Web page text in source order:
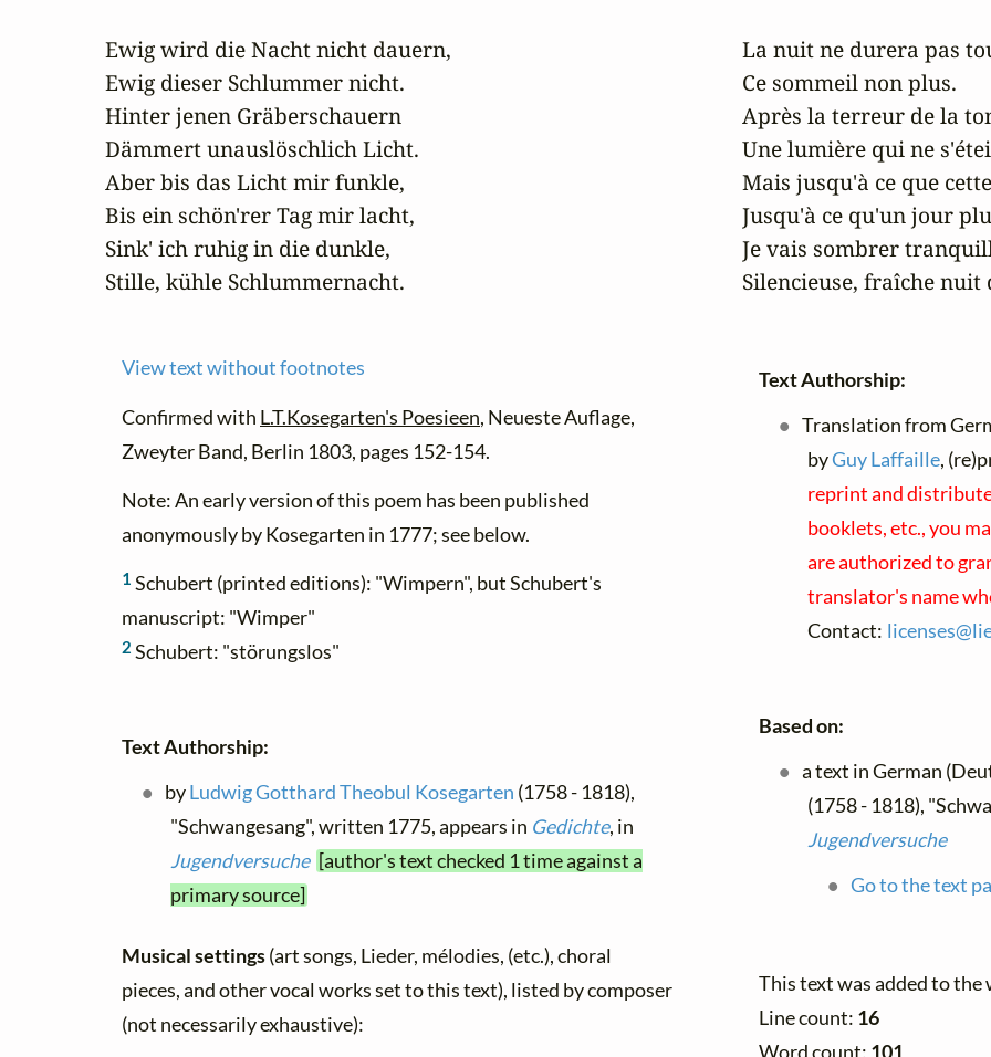
Ewig wird die Nacht nicht dauern,
Ewig dieser Schlummer nicht.
Hinter jenen Gräberschauern
Dämmert unauslöschlich Licht.
Aber bis das Licht mir funkle,
Bis ein schön'rer Tag mir lacht,
Sink' ich ruhig in die dunkle,
Stille, kühle Schlummernacht.
View text without footnotes
Confirmed with L.T.Kosegarten's Poesieen, Neueste Auflage,
Zweyter Band, Berlin 1803, pages 152-154.
Note: An early version of this poem has been published
anonymously by Kosegarten in 1777; see below.
1 Schubert (printed editions): "Wimpern", but Schubert's
manuscript: "Wimper"
2 Schubert: "störungslos"
Text Authorship:
byLudwig Gotthard Theobul Kosegarten (1758 - 1818),
"Schwangesang", written 1775, appears in Gedichte, in
Jugendversuche [author's text checked 1 time against a
primary source]
Musical settings(art songs, Lieder, mélodies, (etc.), choral
pieces, and other vocal works set to this text), listed by composer
(not necessarily exhaustive):
La nuit ne durera pas
Ce sommeil non plus.
Après la terreur de la
Une lumière qui ne
Mais jusqu'à ce que
Jusqu'à ce qu'un jour
Je vais sombrer
Silencieuse, fraîche nuit
Text Authorship:
Translation from
byGuy Laffaille,
reprint and
booklets, etc., you
are authorized to
translator's name
Contact: licenses@
Based on:
a text in German
(1758 - 1818),
Jugendversuche
Go to the text
This text was added to
Line count: 16
Word count: 101